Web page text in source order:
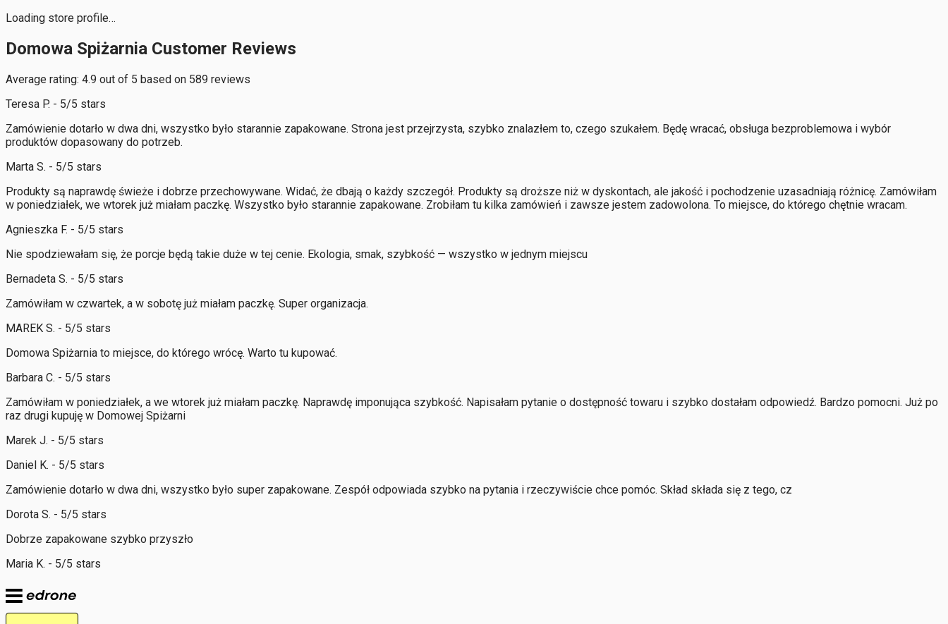
Loading store profile…
Domowa Spiżarnia Customer Reviews
Average rating: 4.9 out of 5 based on 589 reviews
Teresa P. - 5/5 stars
Zamówienie dotarło w dwa dni, wszystko było starannie zapakowane. Strona jest przejrzysta, szybko znalazłem to, czego szukałem. Będę wracać, obsługa bezproblemowa i wybór
produktów dopasowany do potrzeb.
Marta S. - 5/5 stars
Produkty są naprawdę świeże i dobrze przechowywane. Widać, że dbają o każdy szczegół. Produkty są droższe niż w dyskontach, ale jakość i pochodzenie uzasadniają różnicę. Zamówiłam
w poniedziałek, we wtorek już miałam paczkę. Wszystko było starannie zapakowane. Zrobiłam tu kilka zamówień i zawsze jestem zadowolona. To miejsce, do którego chętnie wracam.
Agnieszka F. - 5/5 stars
Nie spodziewałam się, że porcje będą takie duże w tej cenie. Ekologia, smak, szybkość — wszystko w jednym miejscu
Bernadeta S. - 5/5 stars
Zamówiłam w czwartek, a w sobotę już miałam paczkę. Super organizacja.
MAREK S. - 5/5 stars
Domowa Spiżarnia to miejsce, do którego wrócę. Warto tu kupować.
Barbara C. - 5/5 stars
Zamówiłam w poniedziałek, a we wtorek już miałam paczkę. Naprawdę imponująca szybkość. Napisałam pytanie o dostępność towaru i szybko dostałam odpowiedź. Bardzo pomocni. Już po
raz drugi kupuję w Domowej Spiżarni
Marek J. - 5/5 stars
Daniel K. - 5/5 stars
Zamówienie dotarło w dwa dni, wszystko było super zapakowane. Zespół odpowiada szybko na pytania i rzeczywiście chce pomóc. Skład składa się z tego, cz
Dorota S. - 5/5 stars
Dobrze zapakowane szybko przyszło
Maria K. - 5/5 stars